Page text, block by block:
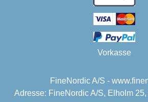
Vorkasse
FineNordic A/S -
Adresse: FineNordic A/S, Elholm